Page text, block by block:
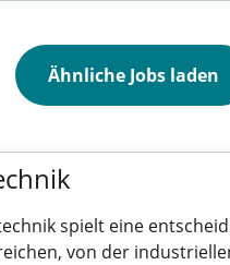
Ähnliche Jobs laden
spielt eine
von der